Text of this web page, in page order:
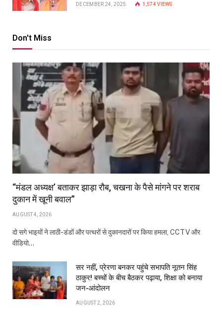
DECEMBER 24, 2025 1,574VIEWS
Don't Miss
“मंडल अध्यक्ष’ बताकर झाड़ा रौब, चखना के पैसे मांगने पर शराब
दुकान में खूनी बवाल”
AUGUST 4, 2026
दो सगे भाइयों ने लाठी-डंडों और पत्थरों से दुकानदारों पर किया हमला, CCTV और
वीडियो…
सर नहीं, प्रेरणा बनकर पहुंचे सभापति नूतन सिंह
ठाकुर! बच्चों के बीच बैठकर पढ़ाया, शिक्षा को बनाया
जन-आंदोलन
AUGUST 2, 2026